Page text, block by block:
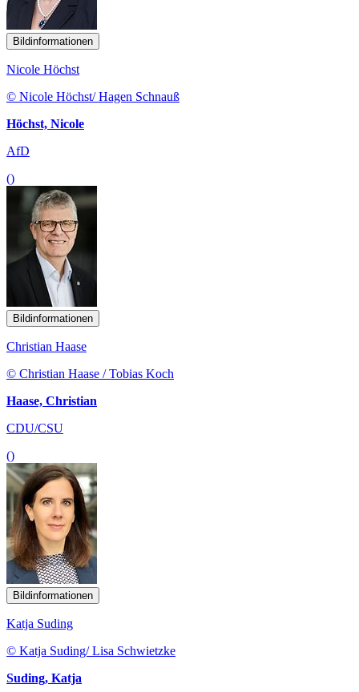
Bildinformationen
Nicole Höchst
© Nicole Höchst/ Hagen Schnauß
Höchst, Nicole
AfD
()
Bildinformationen
Christian Haase
© Christian Haase / Tobias Koch
Haase, Christian
CDU/CSU
()
Bildinformationen
Katja Suding
© Katja Suding/ Lisa Schwietzke
Suding, Katja